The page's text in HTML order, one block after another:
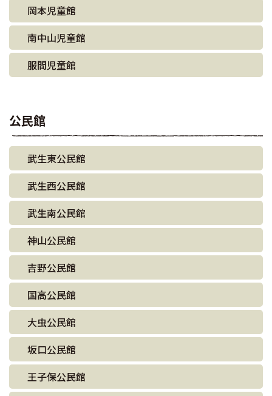
岡本児童館
南中山児童館
服間児童館
公民館
武生東公民館
武生西公民館
武生南公民館
神山公民館
吉野公民館
国高公民館
大虫公民館
坂口公民館
王子保公民館